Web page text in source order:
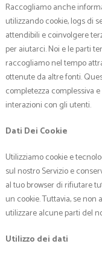
Raccogliamo anche
utilizzando cookie, logs di
attendibili e coinvolgere
per aiutarci. Noi e le parti
raccogliamo nel tempo
ottenute da altre fonti.
completezza complessiva
interazioni con gli utenti.
Dati Dei Cookie
Utilizziamo cookie e
sul nostro Servizio e
al tuo browser di rifiutare
un cookie. Tuttavia, se
utilizzare alcune parti del
Utilizzo dei dati